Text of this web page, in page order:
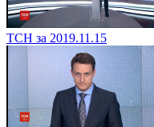
ТСН за 2019.11.15